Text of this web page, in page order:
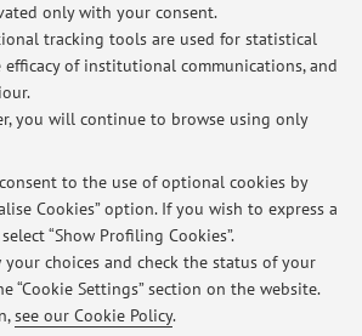
only with your consent.
tracking tools are used for statistical
efficacy of institutional communications, and
you will continue to browse using only
to the use of optional cookies by
Cookies” option. If you wish to express a
“Show Profiling Cookies”.
your choices and check the status of your
“Cookie Settings” section on the website.
see our Cookie Policy.
Latest news
- Suggerimenti per la consegna del
dei DPI
alimenti - latte e prodotti lattiero caseari.
supplementare per studenti fuori corso